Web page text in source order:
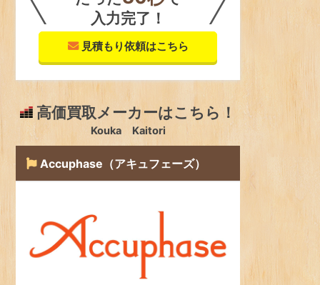
入力完了！
見積もり依頼はこちら
高価買取メーカーはこちら！
Kouka Kaitori
Accuphase（アキュフェーズ）